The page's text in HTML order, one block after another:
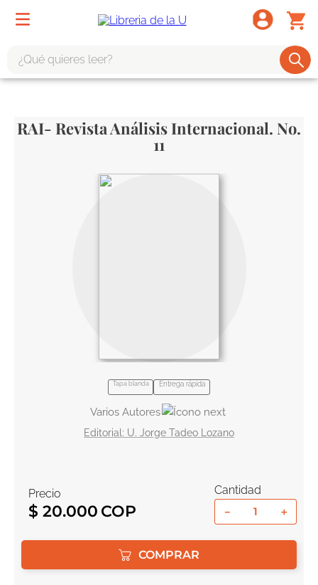
RAI- Revista Análisis Internacional. No.
11
Tapa blanda Entrega rápida
Varios Autores
U. Jorge Tadeo Lozano
Precio
$ 20.000
Cantidad
＋
－
COMPRAR
edición especial